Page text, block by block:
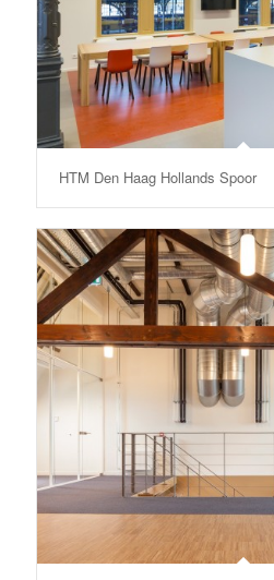
HTM Den Haag Hollands Spoor